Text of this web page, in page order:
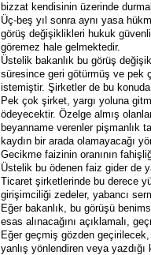
bizzat kendisinin üzerinde
Üç-beş yıl sonra aynı yasa
görüş değişiklikleri hukuk
göremez hale gelmektedir.
Üstelik bakanlık bu görüş
süresince geri götürmüş ve pek
istemiştir. Şirketler de bu
Pek çok şirket, yargı yoluna
ödeyecektir. Özelge almış
beyanname verenler pişmanlık
kaydın bir arada olamayacağı
Gecikme faizinin oranının
Üstelik bu ödenen faiz gider de
Ticaret şirketlerinde bu derece
girişimciliği zedeler, yabancı
Eğer bakanlık, bu görüşü
esas alınacağını açıklamalı,
Eğer geçmiş gözden
yanlış yönlendiren veya